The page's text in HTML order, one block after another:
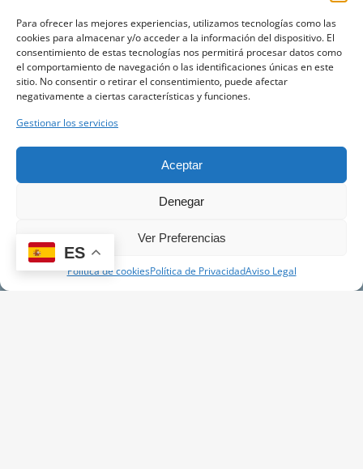
Para ofrecer las mejores experiencias, utilizamos tecnologías como las
cookies para almacenar y/o acceder a la información del dispositivo. El
consentimiento de estas tecnologías nos permitirá procesar datos como
el comportamiento de navegación o las identificaciones únicas en este
sitio. No consentir o retirar el consentimiento, puede afectar
negativamente a ciertas características y funciones.
Gestionar los servicios
Aceptar
Denegar
Ver Preferencias
Política de cookiesPolítica de PrivacidadAviso Legal
Política de Cookies
Política de Privacidad
COPYRIGHT ©2026. FUNDICIONES HUMANES. TODOS LOS DERECHOS
RESERVADOS.
ES